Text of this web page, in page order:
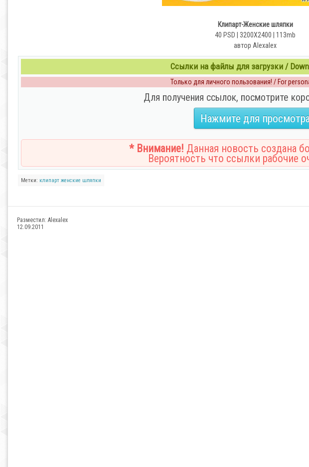
Клипарт-Женские шляпки
40 PSD | 3200X2400 | 113mb
автор Alexalex
Ссылки на файлы для загрузки /
Только для личного пользования! / For
Для получения ссылок, посмотрите
Нажмите для
* Внимание! Данная новость создана
Вероятность что ссылки рабочие
Метки: клипарт женские шляпки
Разместил: Alexalex
12.09.2011